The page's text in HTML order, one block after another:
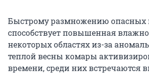
Быстрому размножению опасных
способствует повышенная
некоторых областях из-за
теплой весны комары
времени, среди них встречаются